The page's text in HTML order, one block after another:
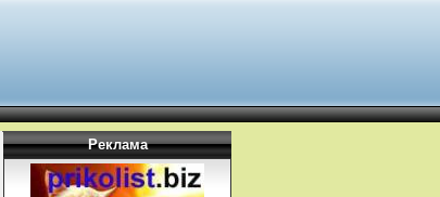
Реклама